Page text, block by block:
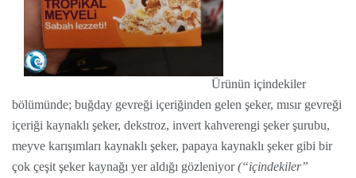
Ürünün içindekiler
bölümünde; buğday gevreği içeriğinden gelen şeker, mısır gevreği
içeriği kaynaklı şeker, dekstroz, invert kahverengi şeker şurubu,
meyve karışımları kaynaklı şeker, papaya kaynaklı şeker gibi bir
çok çeşit şeker kaynağı yer aldığı gözleniyor(“içindekiler”